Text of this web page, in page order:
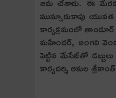
మున్నూరుకాపు
కార్యక్రమంలో తాండూర్
మహేందర్, అంగలి
పెట్టిన మేసేజ్‌తో
కార్యదర్శి ఆకుల